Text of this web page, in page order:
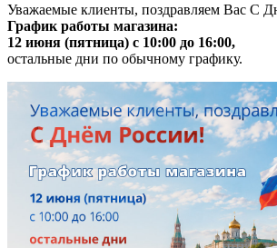
Уважаемые клиенты, поздравляем Вас С
График работы магазина:
12 июня (пятница) с 10:00 до 16:00,
остальные дни по обычному графику.